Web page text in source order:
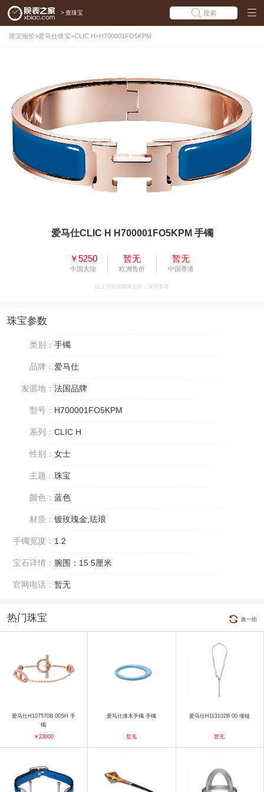
> 查珠宝 搜索
珠宝报价>爱马仕珠宝>CLIC H>H700001FO5KPM
爱马仕CLIC H H700001FO5KPM 手镯
￥5250
中国大陆
暂无
欧洲售价
暂无
中国香港
以上为官方媒体公价，仅供参考
珠宝参数
类别： 手镯
品牌： 爱马仕
发源地： 法国品牌
型号： H700001FO5KPM
系列： CLIC H
性别： 女士
主题： 珠宝
颜色： 蓝色
材质： 镀玫瑰金,珐琅
手镯宽度： 1.2
宝石详情： 腕围：15.5厘米
官网电话： 暂无
热门珠宝 换一组
爱马仕H107570B 00SH 手
镯
￥23000
爱马仕漆木手镯 手镯
暂无
爱马仕H113102B 00 项链
暂无